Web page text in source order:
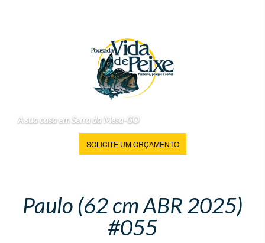
A sua casa em Serra da Mesa-GO
SOLICITE UM ORÇAMENTO
Paulo (62 cm ABR 2025)
#055